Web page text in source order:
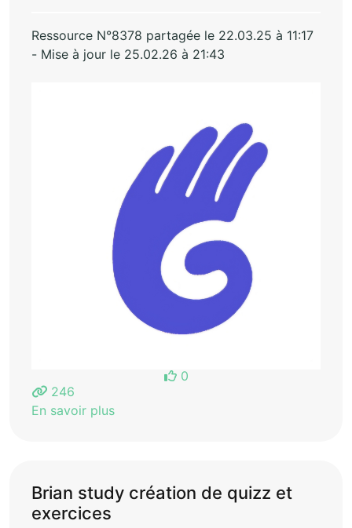
Ressource N°8378 partagée le 22.03.25 à 11:17
- Mise à jour le 25.02.26 à 21:43
0
246
En savoir plus
Brian study création de quizz et
exercices